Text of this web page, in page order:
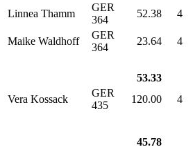
Linnea Thamm
GER
364
52.38 4
Maike Waldhoff
GER
364
23.64 4
53.33
Vera Kossack
GER
435
120.00 4
45.78